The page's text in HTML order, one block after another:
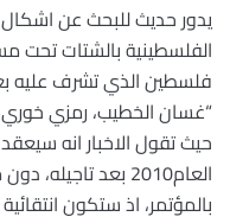
يدور حديث للبحث عن اشكال
الفلسطينية بالشتات تحت
فلسطين الذي تشرف عليه
“غسان الخطيب، رمزي
حيث تقول الاخبار انه
العام2010 بعد
بالمؤتمر، اذ ستكون